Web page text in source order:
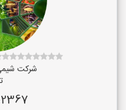
شرکت